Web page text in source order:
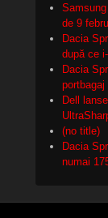
de 9
Dacia
după ce
Dacia
portbagaj
Dell
(no title)
Dacia
numai